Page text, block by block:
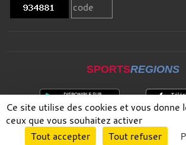
SPORTSREGIONS
Envie de participer ?
Ce site utilise des cookies et vous donne
ceux que vous souhaitez activer
Tout accepter
Tout refuser